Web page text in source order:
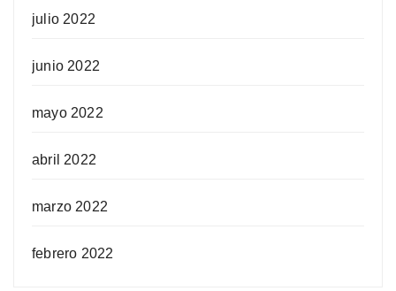
julio 2022
junio 2022
mayo 2022
abril 2022
marzo 2022
febrero 2022